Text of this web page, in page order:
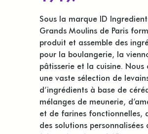
Sous la marque ID
Grands Moulins de Paris
produit et assemble des
pour la boulangerie, la
pâtisserie et la cuisine. Nous
une vaste sélection de
d’ingrédients à base de
mélanges de meunerie,
et de farines fonctionnelles,
des solutions personnalisées